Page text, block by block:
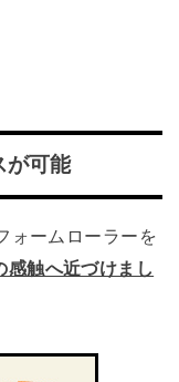
が可能
ォームローラーを
感触へ近づけまし